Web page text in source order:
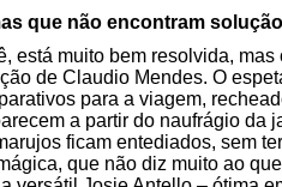
que não encontram
está muito bem resolvida,
de Claudio Mendes. O
para a viagem,
a partir do naufrágio da
ficam entediados, sem
que não diz muito ao